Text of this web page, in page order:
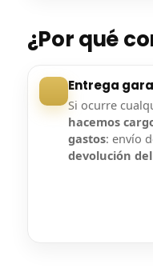
¿Por qué
Entrega
Si ocurre
hacemos
gastos: envío
devolución